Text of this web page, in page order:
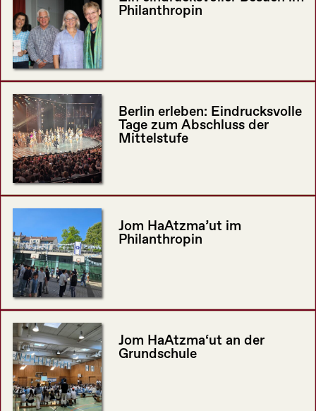
Philanthropin
Berlin erleben: Eindrucksvolle
Tage zum Abschluss der
Mittelstufe
Jom HaAtzma’ut im
Philanthropin
Jom HaAtzma‘ut an der
Grundschule